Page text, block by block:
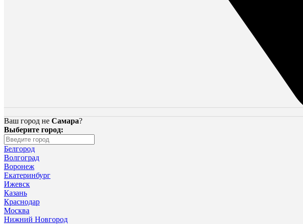
Ваш город не Самара?
Выберите город:
Белгород
Волгоград
Воронеж
Екатеринбург
Ижевск
Казань
Краснодар
Москва
Нижний Новгород